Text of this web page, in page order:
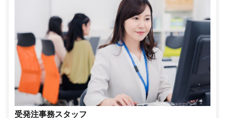
受発注事務スタッフ